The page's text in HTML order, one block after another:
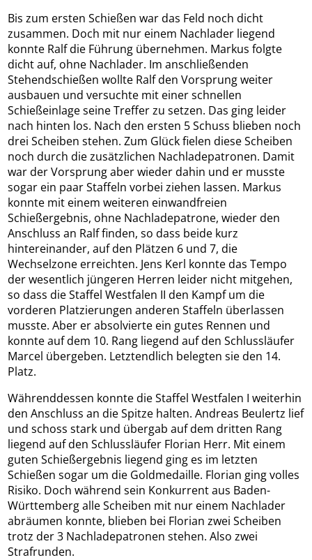
Bis zum ersten Schießen war das Feld noch dicht
zusammen. Doch mit nur einem Nachlader liegend
konnte Ralf die Führung übernehmen. Markus folgte
dicht auf, ohne Nachlader. Im anschließenden
Stehendschießen wollte Ralf den Vorsprung weiter
ausbauen und versuchte mit einer schnellen
Schießeinlage seine Treffer zu setzen. Das ging leider
nach hinten los. Nach den ersten 5 Schuss blieben noch
drei Scheiben stehen. Zum Glück fielen diese Scheiben
noch durch die zusätzlichen Nachladepatronen. Damit
war der Vorsprung aber wieder dahin und er musste
sogar ein paar Staffeln vorbei ziehen lassen. Markus
konnte mit einem weiteren einwandfreien
Schießergebnis, ohne Nachladepatrone, wieder den
Anschluss an Ralf finden, so dass beide kurz
hintereinander, auf den Plätzen 6 und 7, die
Wechselzone erreichten. Jens Kerl konnte das Tempo
der wesentlich jüngeren Herren leider nicht mitgehen,
so dass die Staffel Westfalen II den Kampf um die
vorderen Platzierungen anderen Staffeln überlassen
musste. Aber er absolvierte ein gutes Rennen und
konnte auf dem 10. Rang liegend auf den Schlussläufer
Marcel übergeben. Letztendlich belegten sie den 14.
Platz.
Währenddessen konnte die Staffel Westfalen I weiterhin
den Anschluss an die Spitze halten. Andreas Beulertz lief
und schoss stark und übergab auf dem dritten Rang
liegend auf den Schlussläufer Florian Herr. Mit einem
guten Schießergebnis liegend ging es im letzten
Schießen sogar um die Goldmedaille. Florian ging volles
Risiko. Doch während sein Konkurrent aus Baden-
Württemberg alle Scheiben mit nur einem Nachlader
abräumen konnte, blieben bei Florian zwei Scheiben
trotz der 3 Nachladepatronen stehen. Also zwei
Strafrunden.